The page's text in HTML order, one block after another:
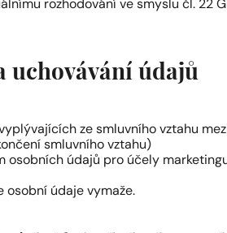
rozhodování ve smyslu čl. 22
uchovávání údajů
ze smluvního vztahu
smluvního vztahu)
osobních údajů pro účely
osobní údaje vymaže.